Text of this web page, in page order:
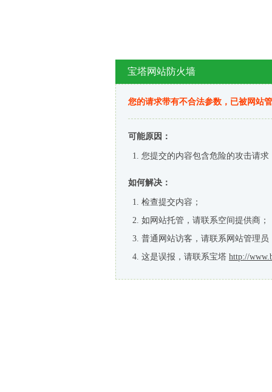
宝塔网站防火墙
您的请求带有不合法参数，已被网站
可能原因：
您提交的内容包含危险的攻击请求
如何解决：
检查提交内容；
如网站托管，请联系空间提供商；
普通网站访客，请联系网站管理员
这是误报，请联系宝塔 http://